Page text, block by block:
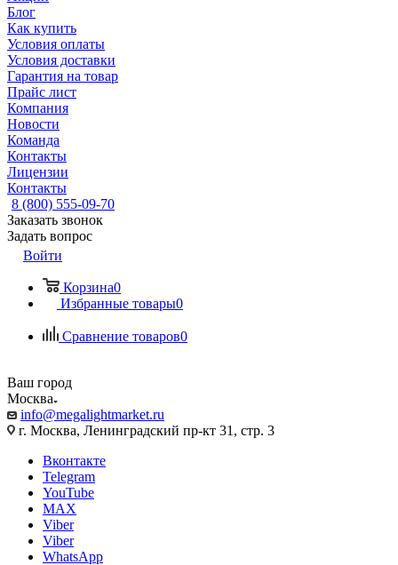
Блог
Как купить
Условия оплаты
Условия доставки
Гарантия на товар
Прайс лист
Компания
Новости
Команда
Контакты
Лицензии
Контакты
8 (800) 555-09-70
Заказать звонок
Задать вопрос
Войти
Корзина0
Избранные товары0
Сравнение товаров0
Ваш город
Москва
info@megalightmarket.ru
г. Москва, Ленинградский пр-кт 31, стр. 3
Вконтакте
Telegram
YouTube
MAX
Viber
Viber
WhatsApp